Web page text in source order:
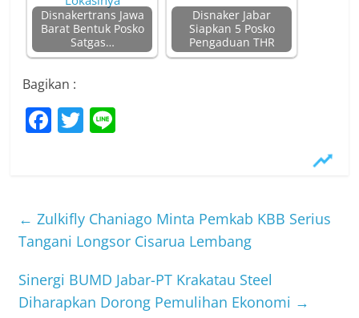
Disnakertrans Jawa
Barat Bentuk Posko
Satgas…
Disnaker Jabar
Siapkan 5 Posko
Pengaduan THR
Bagikan :
F
b
o
o
k
T
← Zulkifly Chaniago Minta Pemkab KBB Serius
Tangani Longsor Cisarua Lembang
Sinergi BUMD Jabar-PT Krakatau Steel
Diharapkan Dorong Pemulihan Ekonomi →